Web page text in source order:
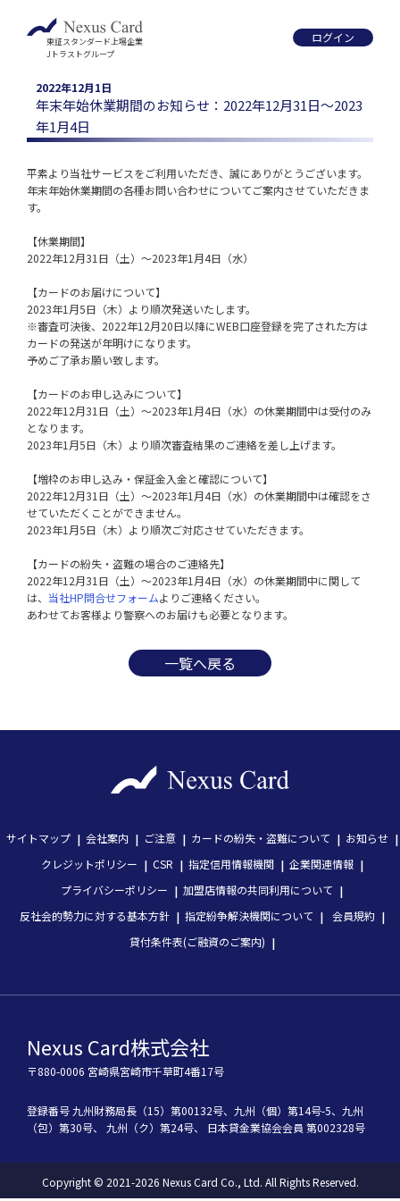
東証スタンダード上場企業
Jトラストグループ
ログイン
2022年12月1日
年末年始休業期間のお知らせ：2022年12月31日～2023
年1月4日
平素より当社サービスをご利用いただき、誠にありがとうございます。
年末年始休業期間の各種お問い合わせについてご案内させていただきま
す。
【休業期間】
2022年12月31日（土）～2023年1月4日（水）
【カードのお届けについて】
2023年1月5日（木）より順次発送いたします。
※審査可決後、2022年12月20日以降にWEB口座登録を完了された方は
カードの発送が年明けになります。
予めご了承お願い致します。
【カードのお申し込みについて】
2022年12月31日（土）～2023年1月4日（水）の休業期間中は受付のみ
となります。
2023年1月5日（木）より順次審査結果のご連絡を差し上げます。
【増枠のお申し込み・保証金入金と確認について】
2022年12月31日（土）～2023年1月4日（水）の休業期間中は確認をさ
せていただくことができません。
2023年1月5日（木）より順次ご対応させていただきます。
【カードの紛失・盗難の場合のご連絡先】
2022年12月31日（土）～2023年1月4日（水）の休業期間中に関して
は、 当社HP問合せフォームよりご連絡ください。
一覧へ戻る
サイトマップ 会社案内 ご注意 カードの紛失・盗難について
お知らせ
クレジットポリシー
CSR 指定信用情報機関
企業関連情報
プライバシーポリシー
加盟店情報の共同利用について
反社会的勢力に対する基本方針
指定紛争解決機関について
会員規約
貸付条件表(ご融資のご案内)
Nexus Card株式会社
〒880-0006 宮崎県宮崎市千草町4番17号
登録番号九州財務局長（15）第00132号、 九州（個）第14号-5、 九州
（包）第30号、
九州（ク）第24号、 日本貸金業協会会員 第002328号
Copyright © 2021-2026 Nexus Card Co., Ltd. All Rights Reserved.